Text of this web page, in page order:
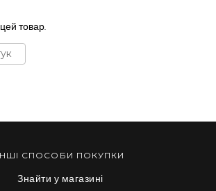
товар.
СПОСОБИ ПОКУПКИ
Знайти у магазині